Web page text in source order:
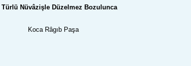
Nüvâzişle Düzelmez Bozulunca
Koca Râgıb Paşa